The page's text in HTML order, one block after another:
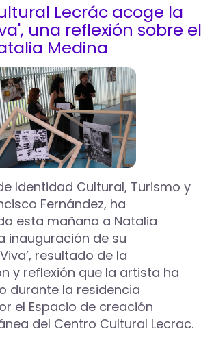
Lecrác acoge la
una reflexión sobre el
Medina
Identidad Cultural, Turismo y
Fernández, ha
esta mañana a Natalia
inauguración de su
resultado de la
y reflexión que la artista ha
durante la residencia
el Espacio de creación
del Centro Cultural Lecrac.